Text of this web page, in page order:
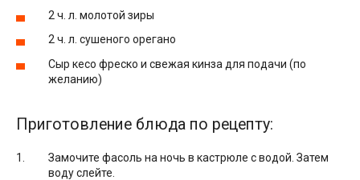
2 ч. л. молотой зиры
2 ч. л. сушеного орегано
Сыр кесо фреско и свежая кинза для подачи (по
желанию)
Приготовление блюда по рецепту:
Замочите фасоль на ночь в кастрюле с водой. Затем
воду слейте.